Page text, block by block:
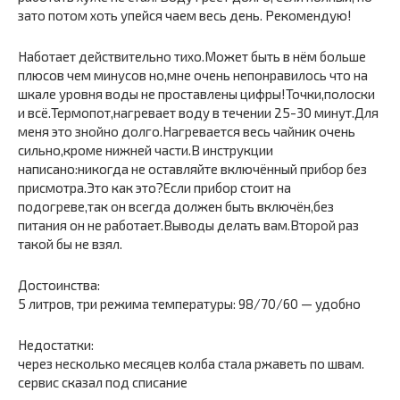
зато потом хоть упейся чаем весь день. Рекомендую!
Hаботает действительно тихо.Может быть в нём больше
плюсов чем минусов но,мне очень непонравилось что на
шкале уровня воды не проставлены цифры!Точки,полоски
и всё.Термопот,нагревает воду в течении 25-30 минут.Для
меня это знойно долго.Нагревается весь чайник очень
сильно,кроме нижней части.В инструкции
написано:никогда не оставляйте включённый прибор без
присмотра.Это как это?Если прибор стоит на
подогреве,так он всегда должен быть включён,без
питания он не работает.Выводы делать вам.Второй раз
такой бы не взял.
Достоинства:
5 литров, три режима температуры: 98/70/60 — удобно
Недостатки:
через несколько месяцев колба стала ржаветь по швам.
сервис сказал под списание